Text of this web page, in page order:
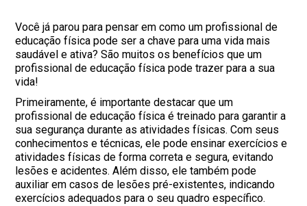
Você já parou para pensar em como um profissional de
educação física pode ser a chave para uma vida mais
saudável e ativa? São muitos os benefícios que um
profissional de educação física pode trazer para a sua
vida!
Primeiramente, é importante destacar que um
profissional de educação física é treinado para garantir a
sua segurança durante as atividades físicas. Com seus
conhecimentos e técnicas, ele pode ensinar exercícios e
atividades físicas de forma correta e segura, evitando
lesões e acidentes. Além disso, ele também pode
auxiliar em casos de lesões pré-existentes, indicando
exercícios adequados para o seu quadro específico.